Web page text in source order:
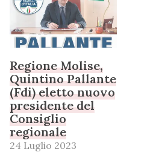
Regione Molise,
Quintino Pallante
(Fdi) eletto nuovo
presidente del
Consiglio
regionale
24 Luglio 2023